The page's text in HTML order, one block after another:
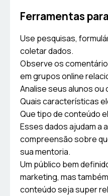
Ferramentas
Use pesquisas,
coletar dados.
Observe os
em grupos online
Analise seus alunos ou
Quais características
Que tipo de conteúdo
Esses dados ajudam a
compreensão sobre
sua mentoria.
Um público bem
marketing, mas
conteúdo seja super